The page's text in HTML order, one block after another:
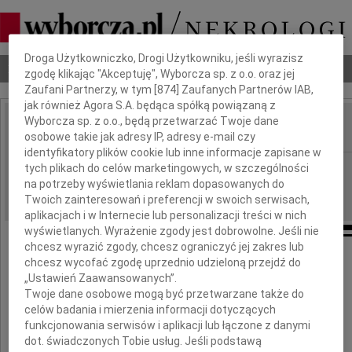
Nekrologi Odeszli Poradnik pogrzebowy
IMIĘ I NAZWISKO:
REGION: Gdańsk
DATA EMISJI: 05.09.2011
Grażynie i Andrzejowi
Józefiakom
wyrazy szczerego i głębokiego współczucia
Dbamy o Twoją prywatność
Droga Użytkowniczko, Drogi Użytkowniku, jeśli wyrazisz
zgodę klikając "Akceptuję", Wyborcza sp. z o.o. oraz jej
Zaufani Partnerzy, w tym [874 ] Zaufanych Partnerów IAB,
jak również Agora S.A. będąca spółką powiązaną z
Wyborcza sp. z o.o., będą przetwarzać Twoje dane
osobowe takie jak adresy IP, adresy e-mail czy
identyfikatory plików cookie lub inne informacje zapisane w
tych plikach do celów marketingowych, w szczególności
na potrzeby wyświetlania reklam dopasowanych do
Twoich zainteresowań i preferencji w swoich serwisach,
aplikacjach i w Internecie lub personalizacji treści w nich
wyświetlanych. Wyrażenie zgody jest dobrowolne. Jeśli nie
chcesz wyrazić zgody, chcesz ograniczyć jej zakres lub
chcesz wycofać zgodę uprzednio udzieloną przejdź do
„Ustawień Zaawansowanych”.
Twoje dane osobowe mogą być przetwarzane także do
celów badania i mierzenia informacji dotyczących
funkcjonowania serwisów i aplikacji lub łączone z danymi
dot. świadczonych Tobie usług. Jeśli podstawą